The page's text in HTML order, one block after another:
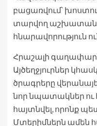
բացառվում՝
տարվող
հնարավորություն
Հրաշալի
Այծեղջյուրներ
ծրագրերը
նոր նպատակներ ու
հայտնվել, որոնք
Մտերիմներն ամեն